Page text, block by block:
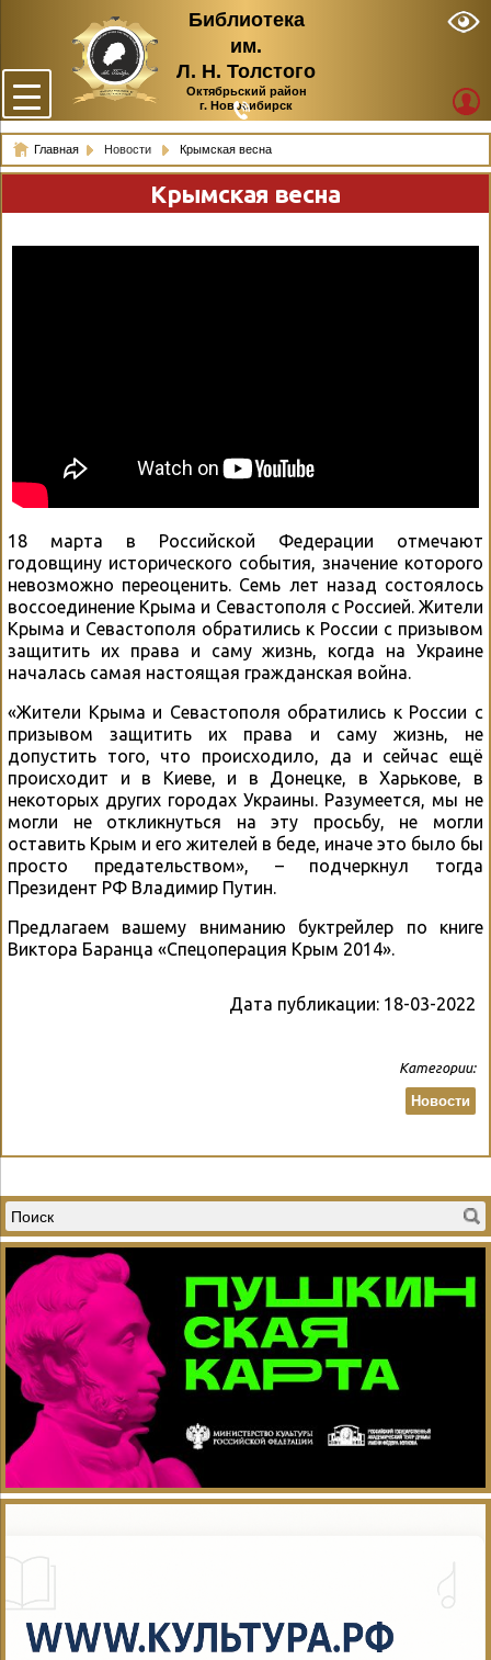
Библиотека
им.
Л. Н. Толстого
Октябрьский район
г. Новосибирск
Главная Новости Крымская весна
Крымская весна
18 марта в Российской Федерации отмечают
годовщину исторического события, значение которого
невозможно переоценить. Семь лет назад состоялось
воссоединение Крыма и Севастополя с Россией. Жители
Крыма и Севастополя обратились к России с призывом
защитить их права и саму жизнь, когда на Украине
началась самая настоящая гражданская война.
«Жители Крыма и Севастополя обратились к России с
призывом защитить их права и саму жизнь, не
допустить того, что происходило, да и сейчас ещё
происходит и в Киеве, и в Донецке, в Харькове, в
некоторых других городах Украины. Разумеется, мы не
могли не откликнуться на эту просьбу, не могли
оставить Крым и его жителей в беде, иначе это было бы
просто предательством», – подчеркнул тогда
Президент РФ Владимир Путин.
Предлагаем вашему вниманию буктрейлер по книге
Виктора Баранца «Спецоперация Крым 2014».
Дата публикации: 18-03-2022
Категории:
Новости